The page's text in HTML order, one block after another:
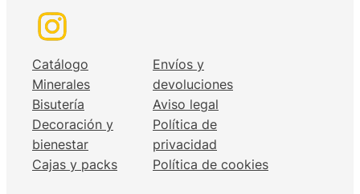
Catálogo
Minerales
Bisutería
Decoración y
bienestar
Cajas y packs
Envíos y
devoluciones
Aviso legal
Política de
privacidad
Política de cookies